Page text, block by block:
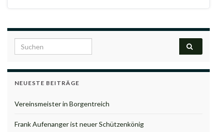
Search for:
NEUESTE BEITRÄGE
Vereinsmeister in Borgentreich
Frank Aufenanger ist neuer Schützenkönig